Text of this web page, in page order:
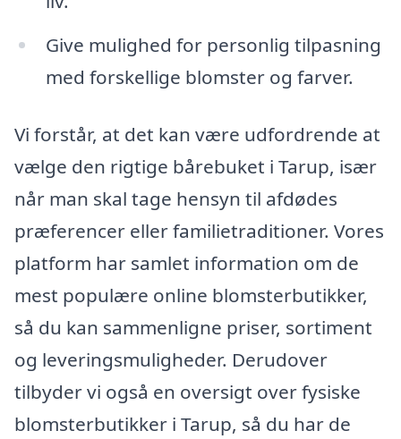
Give mulighed for personlig tilpasning
med forskellige blomster og farver.
Vi forstår, at det kan være udfordrende at
vælge den rigtige bårebuket i Tarup, især
når man skal tage hensyn til afdødes
præferencer eller familietraditioner. Vores
platform har samlet information om de
mest populære online blomsterbutikker,
så du kan sammenligne priser, sortiment
og leveringsmuligheder. Derudover
tilbyder vi også en oversigt over fysiske
blomsterbutikker i Tarup, så du har de